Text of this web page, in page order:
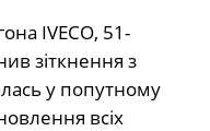
IVECO, 51-
зіткнення з
у попутному
всіх